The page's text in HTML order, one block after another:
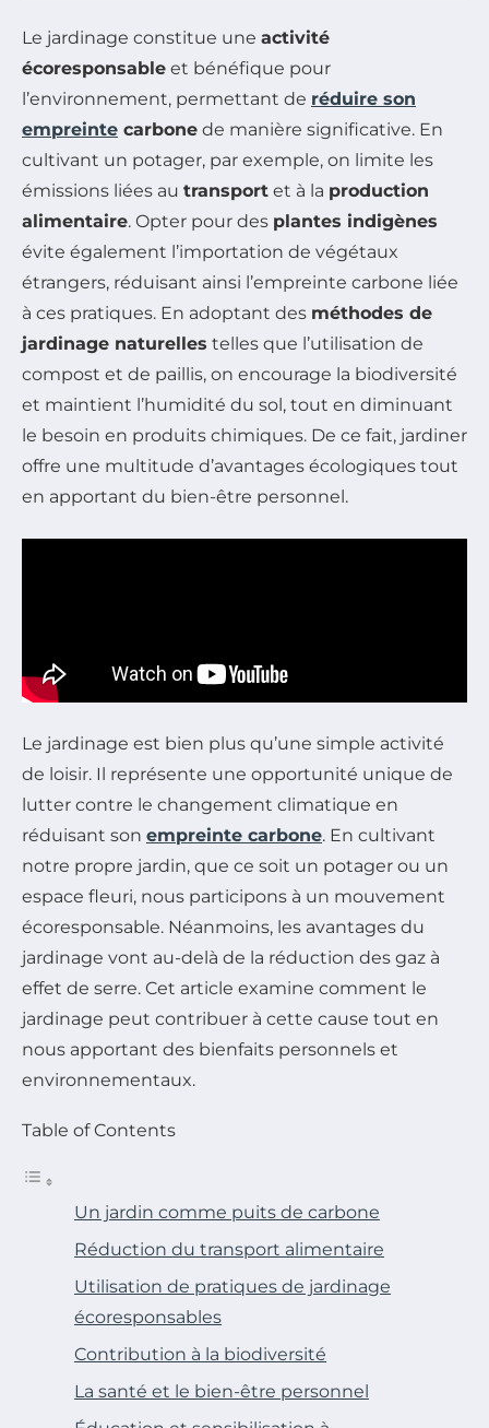
Le jardinage constitue une activité
écoresponsable et bénéfique pour
l’environnement, permettant de réduire son
empreinte carbone de manière significative. En
cultivant un potager, par exemple, on limite les
émissions liées au transport et à la production
alimentaire. Opter pour des plantes indigènes
évite également l’importation de végétaux
étrangers, réduisant ainsi l’empreinte carbone liée
à ces pratiques. En adoptant des méthodes de
jardinage naturelles telles que l’utilisation de
compost et de paillis, on encourage la biodiversité
et maintient l’humidité du sol, tout en diminuant
le besoin en produits chimiques. De ce fait, jardiner
offre une multitude d’avantages écologiques tout
en apportant du bien-être personnel.
Le jardinage est bien plus qu’une simple activité
de loisir. Il représente une opportunité unique de
lutter contre le changement climatique en
réduisant son empreinte carbone. En cultivant
notre propre jardin, que ce soit un potager ou un
espace fleuri, nous participons à un mouvement
écoresponsable. Néanmoins, les avantages du
jardinage vont au-delà de la réduction des gaz à
effet de serre. Cet article examine comment le
jardinage peut contribuer à cette cause tout en
nous apportant des bienfaits personnels et
environnementaux.
Table of Contents
Un jardin comme puits de carbone
Réduction du transport alimentaire
Utilisation de pratiques de jardinage
écoresponsables
Contribution à la biodiversité
La santé et le bien-être personnel